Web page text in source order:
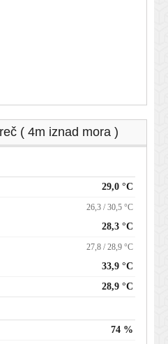
( 4m iznad mora )
29,0 °C
26,3 / 30,5 °C
28,3 °C
27,8 / 28,9 °C
33,9 °C
28,9 °C
74 %